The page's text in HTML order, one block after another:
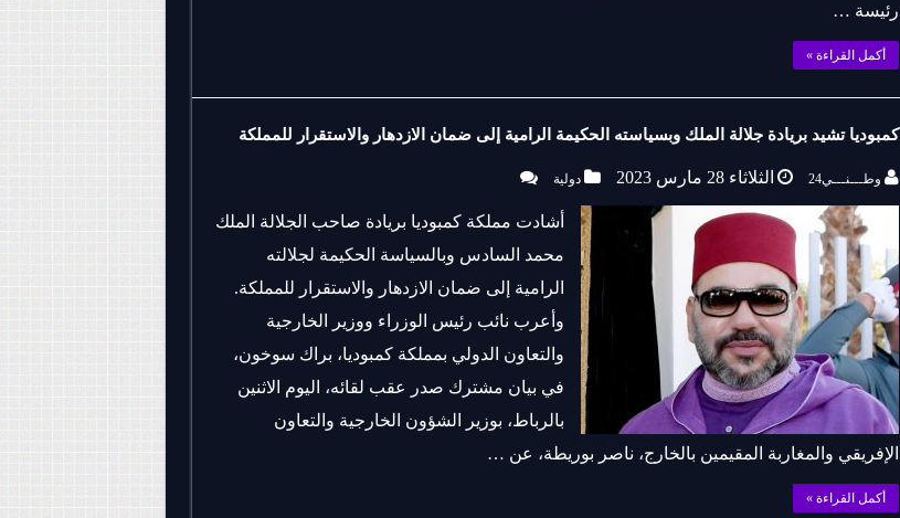
رئيسة …
أكمل القراءة »
كمبوديا تشيد بريادة جلالة الملك وبسياسته الحكيمة الرامية إلى ضمان الازدهار والاستقرار للمملكة
وطـــنـــي24 الثلاثاء 28 مارس 2023 دولية
أشادت مملكة كمبوديا بريادة صاحب الجلالة الملك
محمد السادس وبالسياسة الحكيمة لجلالته
الرامية إلى ضمان الازدهار والاستقرار للمملكة.
وأعرب نائب رئيس الوزراء ووزير الخارجية
والتعاون الدولي بمملكة كمبوديا، براك سوخون،
في بيان مشترك صدر عقب لقائه، اليوم الاثنين
بالرباط، بوزير الشؤون الخارجية والتعاون
الإفريقي والمغاربة المقيمين بالخارج، ناصر بوريطة، عن …
أكمل القراءة »